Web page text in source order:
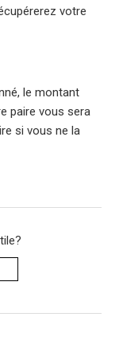
votre
le montant
paire vous sera
si vous ne la